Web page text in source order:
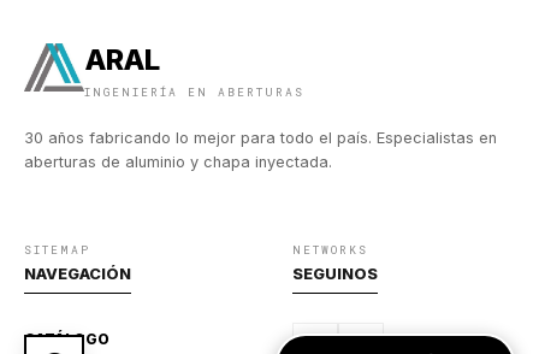
ARAL
INGENIERÍA EN ABERTURAS
30 años fabricando lo mejor para todo el país. Especialistas en
aberturas de aluminio y chapa inyectada.
SITEMAP
NAVEGACIÓN
CATÁLOGO
NETWORKS
SEGUINOS